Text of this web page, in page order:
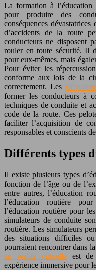
La formation à
pour produire des
conséquences
d’accidents de la route
conducteurs ne disposent
rouler en toute sécurité. Il
pour eux-mêmes, mais
Pour éviter les
conforme aux lois de la
correctement. Les
former les conducteurs à
techniques de conduite et
code de la route. Ces
faciliter l’acquisition de
responsables et conscients
Différents types
Il existe plusieurs types
fonction de l’âge ou de
entre autres, l’éducation
l’éducation routière
l’éducation routière pour
simulateurs de conduite
routière. Les simulateurs
des situations difficiles
pourraient rencontrer dans
en réalité virtuelle est de
expérience immersive pour